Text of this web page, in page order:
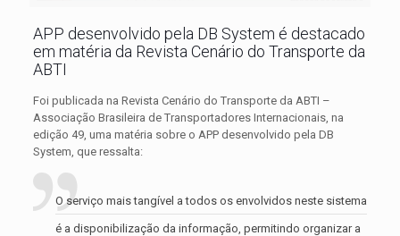
APP desenvolvido pela DB System é destacado
em matéria da Revista Cenário do Transporte da
ABTI
Foi publicada na Revista Cenário do Transporte da ABTI –
Associação Brasileira de Transportadores Internacionais, na
edição 49, uma matéria sobre o APP desenvolvido pela DB
System, que ressalta:
O serviço mais tangível a todos os envolvidos neste sistema
é a disponibilização da informação, permitindo organizar a